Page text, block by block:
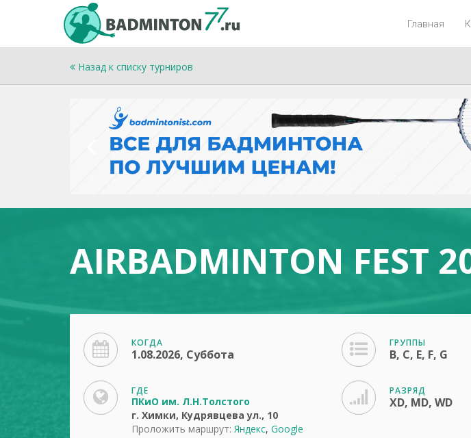
Главная
Назад к списку турниров
AIRBADMINTON FEST
КОГДА
1.08.2026, Суббота
ГДЕ
ПКиО им. Л.Н.Толстого
г. Химки, Кудрявцева ул., 10
Проложить маршрут: Яндекс, Google
ГРУППЫ
B, C, E, F, G
РАЗРЯД
XD, MD, WD